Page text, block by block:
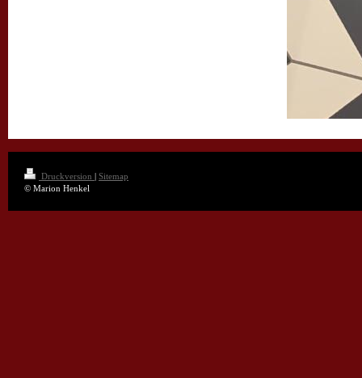
Druckversion | Sitemap
© Marion Henkel